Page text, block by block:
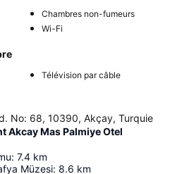
Chambres non-fumeurs
Wi-Fi
Télévision par câble
No: 68, 10390, Akçay, Turquie
Akcay Mas Palmiye Otel
: 7.4 km
Müzesi: 8.6 km